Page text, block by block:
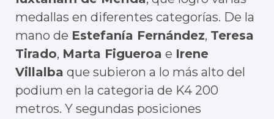
medallas en diferentes categorías. De la
mano de Estefanía Fernández, Teresa
Tirado, Marta Figueroa e Irene
Villalba que subieron a lo más alto del
podium en la categoria de K4 200
metros. Y segundas posiciones